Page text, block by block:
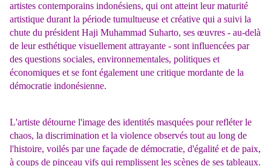
artistes contemporains indonésiens, qui ont atteint leur maturité
artistique durant la période tumultueuse et créative qui a suivi la
chute du président Haji Muhammad Suharto, ses œuvres - au-delà
de leur esthétique visuellement attrayante - sont influencées par
des questions sociales, environnementales, politiques et
économiques et se font également une critique mordante de la
démocratie indonésienne.
L'artiste détourne l'image des identités masquées pour refléter le
chaos, la discrimination et la violence observés tout au long de
l'histoire, voilés par une façade de démocratie, d'égalité et de paix,
à coups de pinceau vifs qui remplissent les scènes de ses tableaux.